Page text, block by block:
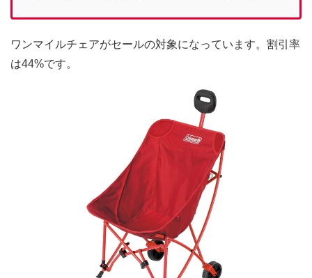
ワンマイルチェアがセールの対象になっています。割引率
は44%です。